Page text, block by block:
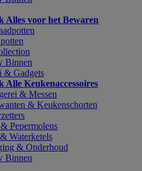
Alles voor het Bewaren
Binnen
& Gadgets
Alle Keukenaccessoires
& Messen
& Keukenschorten
Pepermolens
Waterketels
& Onderhoud
Binnen